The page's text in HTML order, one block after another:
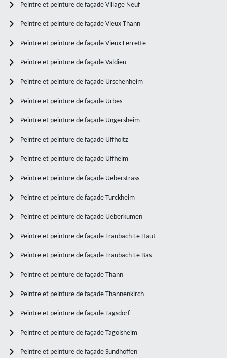
Peintre et peinture de façade Village Neuf
Peintre et peinture de façade Vieux Thann
Peintre et peinture de façade Vieux Ferrette
Peintre et peinture de façade Valdieu
Peintre et peinture de façade Urschenheim
Peintre et peinture de façade Urbes
Peintre et peinture de façade Ungersheim
Peintre et peinture de façade Uffholtz
Peintre et peinture de façade Uffheim
Peintre et peinture de façade Ueberstrass
Peintre et peinture de façade Turckheim
Peintre et peinture de façade Ueberkumen
Peintre et peinture de façade Traubach Le Haut
Peintre et peinture de façade Traubach Le Bas
Peintre et peinture de façade Thann
Peintre et peinture de façade Thannenkirch
Peintre et peinture de façade Tagsdorf
Peintre et peinture de façade Tagolsheim
Peintre et peinture de façade Sundhoffen